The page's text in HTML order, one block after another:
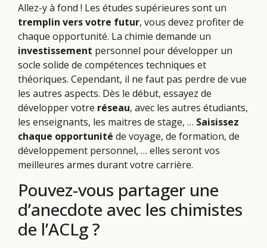
Allez-y à fond ! Les études supérieures sont un
tremplin vers votre futur, vous devez profiter de
chaque opportunité. La chimie demande un
investissement personnel pour développer un
socle solide de compétences techniques et
théoriques. Cependant, il ne faut pas perdre de vue
les autres aspects. Dès le début, essayez de
développer votre réseau, avec les autres étudiants,
les enseignants, les maitres de stage, … Saisissez
chaque opportunité de voyage, de formation, de
développement personnel, … elles seront vos
meilleures armes durant votre carrière.
Pouvez-vous partager une
d’anecdote avec les chimistes
de l’ACLg ?